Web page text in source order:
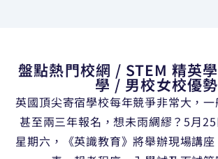
盤點熱門校網 / STEM 精英
學 / 男校女校優勢
英國頂尖寄宿學校每年競爭非常大，一
甚至兩三年報名，想未雨綢繆？5月
星期六，《英識教育》將舉辦現場講